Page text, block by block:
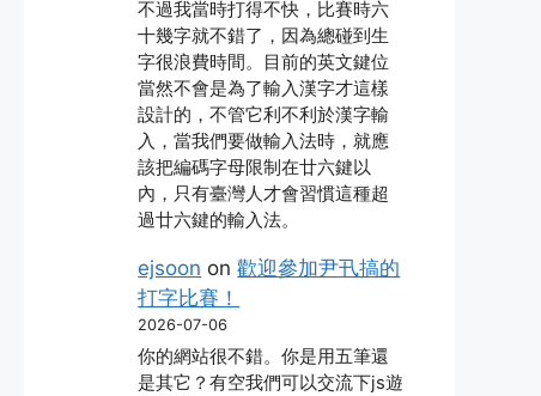
不過我當時打得不快，比賽時六
十幾字就不錯了，因為總碰到生
字很浪費時間。目前的英文鍵位
當然不會是為了輸入漢字才這樣
設計的，不管它利不利於漢字輸
入，當我們要做輸入法時，就應
該把編碼字母限制在廿六鍵以
內，只有臺灣人才會習慣這種超
過廿六鍵的輸入法。
ejsoon on歡迎參加尹卂搞的
打字比賽！
2026-07-06
你的網站很不錯。你是用五筆還
是其它？有空我們可以交流下js遊